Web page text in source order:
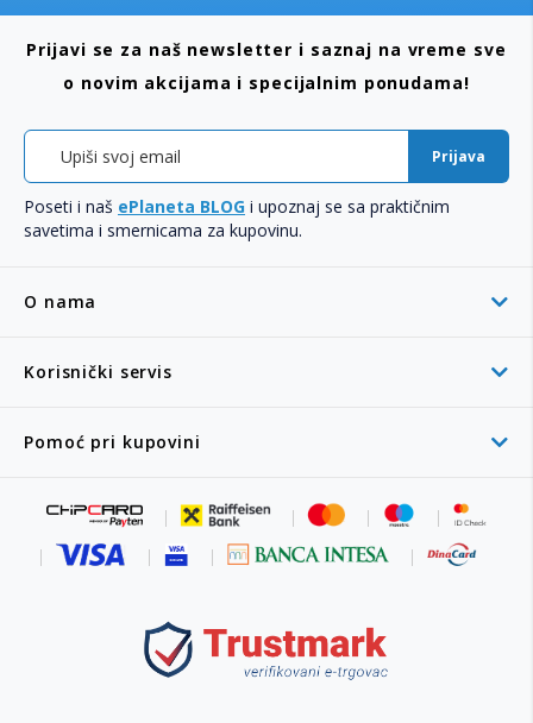
O nama
Korisnički servis
Pomoć pri kupovini
Prijavi se za naš newsletter i saznaj na vreme sve
o novim akcijama i specijalnim ponudama!
Prijava
Poseti i naš ePlaneta BLOG i upoznaj se sa praktičnim
savetima i smernicama za kupovinu.